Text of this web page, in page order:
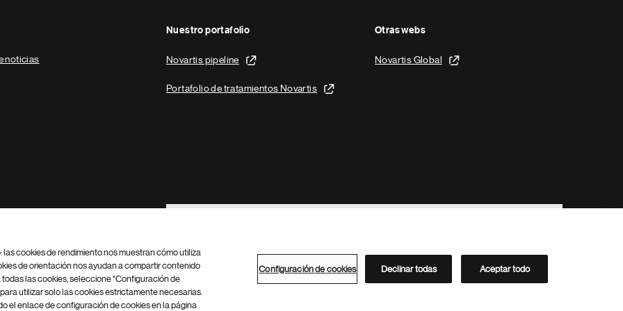
noticias
Nuestro portafolio
Novartis pipeline
Portafolio de tratamientos Novartis
Otras webs
Novartis Global
Footer Site Search
Configuración de cookies Mapa del sitio
Directorio de Novartis
cookies de rendimiento nos muestran cómo utiliza
de orientación nos ayudan a compartir contenido
las cookies, seleccione "Configuración de
utilizar solo las cookies estrictamente necesarias.
el enlace de configuración de cookies en la página
Configuración de cookies Declinar todas Aceptar todo